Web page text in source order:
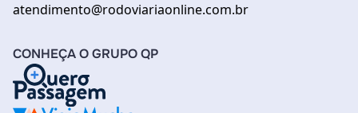
atendimento@rodoviariaonline.com.br
CONHEÇA O GRUPO QP